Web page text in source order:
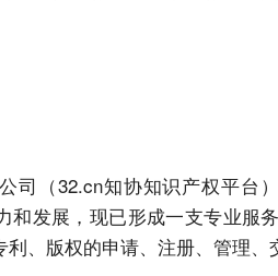
司（32.cn知协知识产权平台
和发展，现已形成一支专业服务
利、版权的申请、注册、管理、